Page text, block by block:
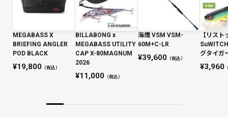
MEGABASS X
BRIEFING ANGLER
POD BLACK
19,800 （税込）
BILLABONG x
MEGABASS UTILITY
CAP X-80MAGNUM
2026
11,000（税込）
海煙 VSM VSM-
60M+C-LR
39,600（税込）
【リスト
グタイガ
3,960